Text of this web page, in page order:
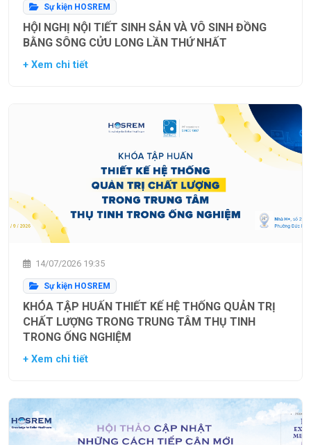
Sự kiện HOSREM
HỘI NGHỊ NỘI TIẾT SINH SẢN VÀ VÔ SINH ĐỒNG
BẰNG SÔNG CỬU LONG LẦN THỨ NHẤT
+ Xem chi tiết
14/07/2026 19:35
Sự kiện HOSREM
KHÓA TẬP HUẤN THIẾT KẾ HỆ THỐNG QUẢN TRỊ
CHẤT LƯỢNG TRONG TRUNG TÂM THỤ TINH
TRONG ỐNG NGHIỆM
+ Xem chi tiết